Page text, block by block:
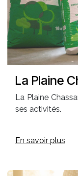
La Plaine
La Plaine
ses activités.
En savoir plus